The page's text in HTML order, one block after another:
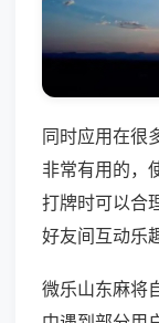
同时应用在很
非常有用的，
打牌时可以合
好友间互动乐
微乐山东麻将